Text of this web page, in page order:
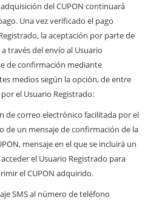
del CUPON continuará
Una vez verificado el pago
la aceptación por parte de
a través del envío al Usuario
de confirmación mediante
medios según la opción, de entre
el Usuario Registrado:
de correo electrónico facilitada por el
de un mensaje de confirmación de la
mensaje en el que se incluirá un
el Usuario Registrado para
el CUPON adquirido.
SMS al número de teléfono